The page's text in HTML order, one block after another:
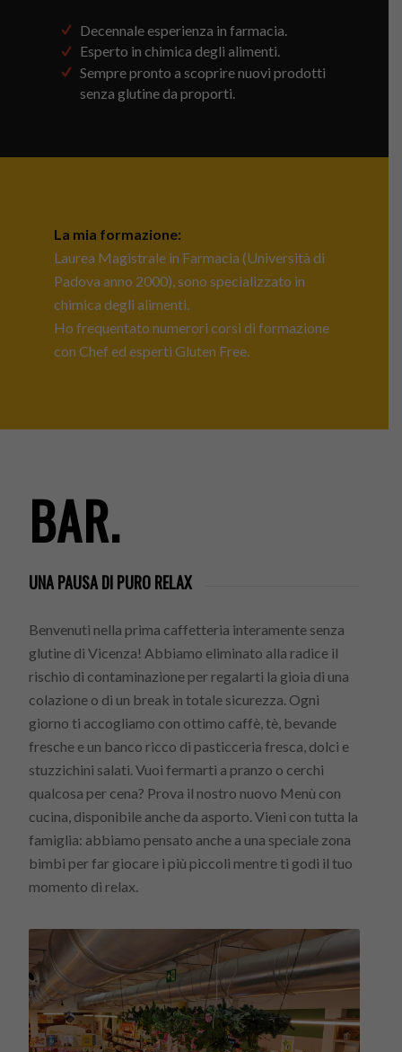
Decennale esperienza in farmacia.
Esperto in chimica degli alimenti.
Sempre pronto a scoprire nuovi prodotti
senza glutine da proporti.
La mia formazione:
Laurea Magistrale in Farmacia (Università di
Padova anno 2000), sono specializzato in
chimica degli alimenti.
Ho frequentato numerori corsi di formazione
con Chef ed esperti Gluten Free.
BAR.
UNA PAUSA DI PURO RELAX
Benvenuti nella prima caffetteria interamente senza
glutine di Vicenza! Abbiamo eliminato alla radice il
rischio di contaminazione per regalarti la gioia di una
colazione o di un break in totale sicurezza. Ogni
giorno ti accogliamo con ottimo caffè, tè, bevande
fresche e un banco ricco di pasticceria fresca, dolci e
stuzzichini salati. Vuoi fermarti a pranzo o cerchi
qualcosa per cena? Prova il nostro nuovo Menù con
cucina, disponibile anche da asporto. Vieni con tutta la
famiglia: abbiamo pensato anche a una speciale zona
bimbi per far giocare i più piccoli mentre ti godi il tuo
momento di relax.